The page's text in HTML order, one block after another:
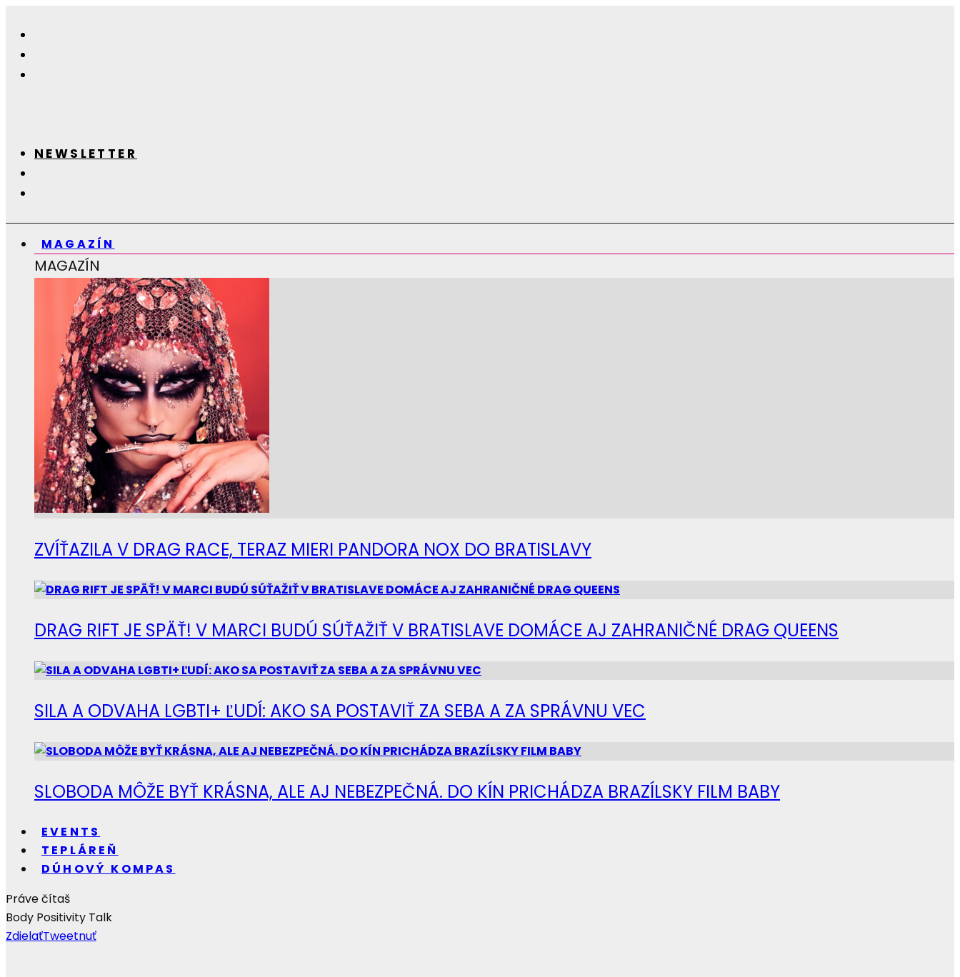
NEWSLETTER
MAGAZÍN
MAGAZÍN
ZVÍŤAZILA V DRAG RACE, TERAZ MIERI PANDORA NOX DO BRATISLAVY
DRAG RIFT JE SPÄŤ! V MARCI BUDÚ SÚŤAŽIŤ V BRATISLAVE DOMÁCE AJ ZAHRANIČNÉ DRAG QUEENS
SILA A ODVAHA LGBTI+ ĽUDÍ: AKO SA POSTAVIŤ ZA SEBA A ZA SPRÁVNU VEC
SLOBODA MÔŽE BYŤ KRÁSNA, ALE AJ NEBEZPEČNÁ. DO KÍN PRICHÁDZA BRAZÍLSKY FILM BABY
EVENTS
TEPLÁREŇ
DÚHOVÝ KOMPAS
Práve čítaš
Body Positivity Talk
ZdielaťTweetnuť